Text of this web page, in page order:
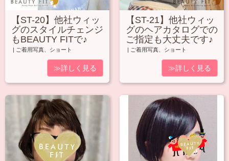
【ST-20】他社ウィッ
グのスタイルチェンジ
もBEAUTY FITで♪
| ご着用写真 ショート
≫詳しく見る
【ST-21】他社ウィッ
グのヘアカタログでの
ご指定も大丈夫です♪
| ご着用写真 ショート
≫詳しく見る